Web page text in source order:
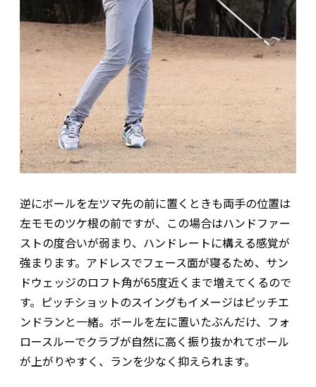
逆にボールを左ツマ先の前に置くときも両手の位置は
左モモのツケ根の前ですが、この場合はハンドファー
ストの度合いが弱まり、ハンドレートに構える感覚が
強まります。アドレスでフェース面が寝るため、サン
ドウェッジのロフト角が65度近くまで増えてくるので
す。ピッチショットのスイングもイメージはピッチエ
ンドランと一緒。ボールを左に置いたぶんだけ、フォ
ロースルーでクラブが自然に高く振り抜かれてボール
が上がりやすく、ランを少なく抑えられます。